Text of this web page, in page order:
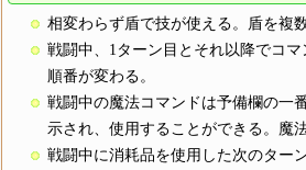
相変わらず盾で技が使える。盾を複
戦闘中、1ターン目とそれ以降でコ
順番が変わる。
戦闘中の魔法コマンドは予備欄の一
示され、使用することができる。魔
戦闘中に消耗品を使用した次のター